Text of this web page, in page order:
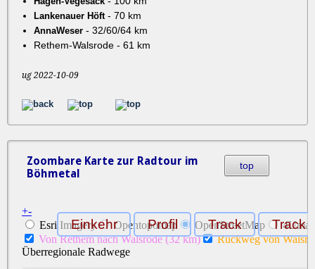
Lankenauer Höft - 70 km
AnnaWeser - 32/60/64 km
Rethem-Walsrode - 61 km
ug 2022-10-09
Zoombare Karte zur Radtour im
Böhmetal
top